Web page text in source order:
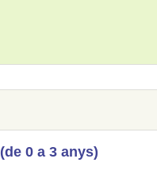
0 a 3 anys)